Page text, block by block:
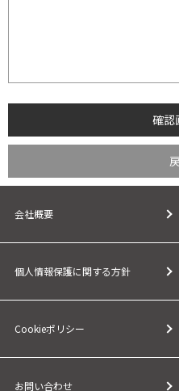
会社概要
個人情報保護に関する方針
Cookieポリシー
お問い合わせ